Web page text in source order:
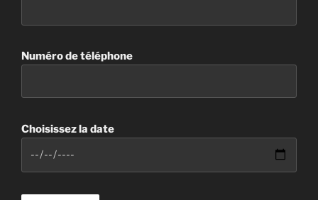
Numéro de téléphone
Choisissez la date